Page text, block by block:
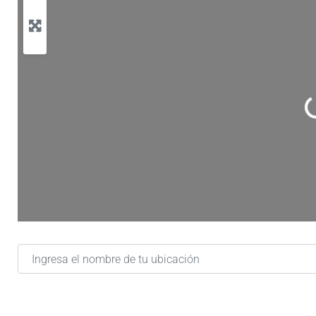
Ingresa el nombre de tu ubicación